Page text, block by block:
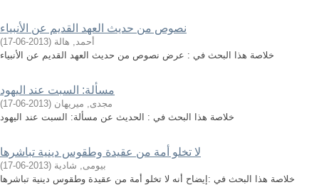
نصوص من حديث العهد القديم عن الأنبياء
أحمد, هالة (
2013-06-17
)
خلاصة هذا البحث في : عرض نصوص من حديث العهد القديم عن الأنبياء
مسألة: السبت عند اليهود
مجدى, ميريهان (
2013-06-17
)
خلاصة هذا البحث في : الحديث عن مسألة: السبت عند اليهود
لا تخلو أمة من عقيدة وطقوس دينية تباشرها
بيومى, شادية (
2013-06-17
)
خلاصة هذا البحث في :إيضاح أنه لا تخلو أمة من عقيدة وطقوس دينية تباشرها